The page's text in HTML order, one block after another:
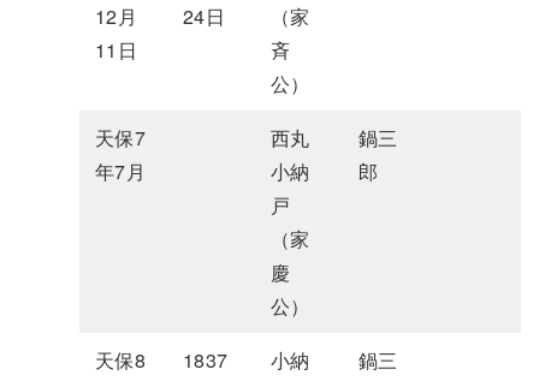
12月
11日
24日
（家
斉
公）
天保7
年7月
西丸
小納
戸
（家
慶
公）
鍋三
郎
天保8
1837
小納
鍋三